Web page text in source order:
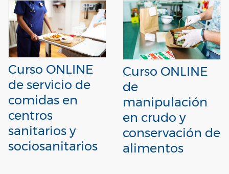
Curso ONLINE
de servicio de
comidas en
centros
sanitarios y
sociosanitarios
Curso ONLINE
de
manipulación
en crudo y
conservación de
alimentos